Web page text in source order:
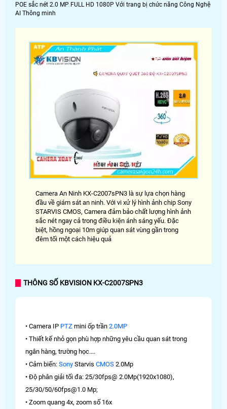
POE sắc nét 2.0 MP FULL HD 1080P Với trang bị chức năng Công Nghệ
AI Thông minh
Camera An Ninh KX-C2007sPN3 là sự lựa chọn hàng
đầu về giám sát an ninh. Với vi xử lý hình ảnh chip Sony
STARVIS CMOS, Camera đảm bảo chất lượng hình ảnh
sắc nét ngay cả trong điều kiện ánh sáng yếu. Đặc
biệt, hồng ngoại 10m giúp quan sát vùng gần trong
đêm tối một cách hiệu quả
THÔNG SỐ KBVISION KX-C2007SPN3
• Camera IP PTZ mini ốp trần 2.0MP
• Thiết kế nhỏ gọn phù hợp những yêu cầu quan sát trong
ngân hàng, trường học....
• Cảm biến: Sony Starvis CMOS 2.0Mp
• Độ phân giải tối đa: 25/30fps@ 2.0Mp(1920x1080),
25/30/50/60fps@1.0 Mp;
• Zoom quang 4x, zoom số 16x